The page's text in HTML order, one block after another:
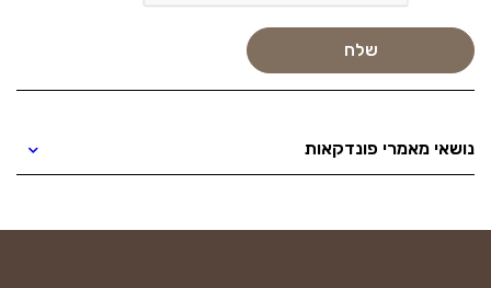
נושאי מאמרי פונדקאות